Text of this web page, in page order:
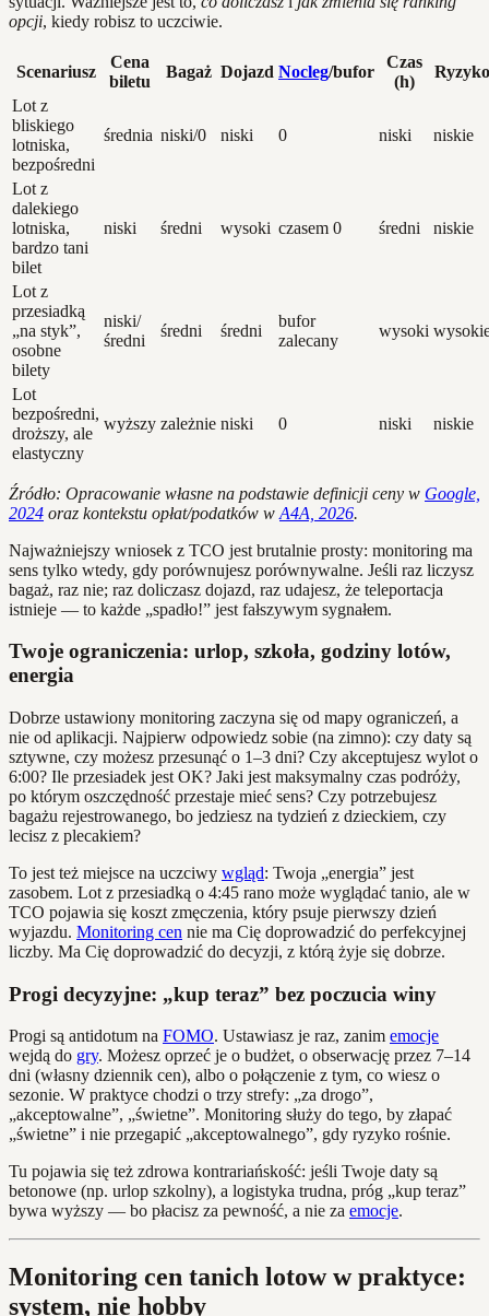
opcji, kiedy robisz to uczciwie.
Scenariusz
Cena
biletu
Bagaż Dojazd Nocleg/bufor
Czas
(h)
Ryzyko
Lot z
bliskiego
lotniska,
bezpośredni
średnia niski/0 niski 0 niski niskie
Lot z
dalekiego
lotniska,
bardzo tani
bilet
niski średni wysoki czasem 0 średni niskie
Lot z
przesiadką
„na styk”,
osobne
bilety
niski/
średni
średni średni
bufor
zalecany
wysoki
Lot
bezpośredni,
droższy, ale
elastyczny
wyższy zależnie niski 0 niski niskie
Źródło: Opracowanie własne na podstawie definicji ceny w Google,
2024 oraz kontekstu opłat/podatków w A4A, 2026.
Najważniejszy wniosek z TCO jest brutalnie prosty: monitoring ma
sens tylko wtedy, gdy porównujesz porównywalne. Jeśli raz liczysz
bagaż, raz nie; raz doliczasz dojazd, raz udajesz, że teleportacja
istnieje — to każde „spadło!” jest fałszywym sygnałem.
Twoje ograniczenia: urlop, szkoła, godziny lotów,
energia
Dobrze ustawiony monitoring zaczyna się od mapy ograniczeń, a
nie od aplikacji. Najpierw odpowiedz sobie (na zimno): czy daty są
sztywne, czy możesz przesunąć o 1–3 dni? Czy akceptujesz wylot o
6:00? Ile przesiadek jest OK? Jaki jest maksymalny czas podróży,
po którym oszczędność przestaje mieć sens? Czy potrzebujesz
bagażu rejestrowanego, bo jedziesz na tydzień z dzieckiem, czy
lecisz z plecakiem?
To jest też miejsce na uczciwy wgląd: Twoja „energia” jest
zasobem. Lot z przesiadką o 4:45 rano może wyglądać tanio, ale w
TCO pojawia się koszt zmęczenia, który psuje pierwszy dzień
wyjazdu. Monitoring cen nie ma Cię doprowadzić do perfekcyjnej
liczby. Ma Cię doprowadzić do decyzji, z którą żyje się dobrze.
Progi decyzyjne: „kup teraz” bez poczucia winy
Progi są antidotum na FOMO. Ustawiasz je raz, zanim emocje
wejdą do gry. Możesz oprzeć je o budżet, o obserwację przez 7–14
dni (własny dziennik cen), albo o połączenie z tym, co wiesz o
sezonie. W praktyce chodzi o trzy strefy: „za drogo”,
„akceptowalne”, „świetne”. Monitoring służy do tego, by złapać
„świetne” i nie przegapić „akceptowalnego”, gdy ryzyko rośnie.
Tu pojawia się też zdrowa kontrariańskość: jeśli Twoje daty są
betonowe (np. urlop szkolny), a logistyka trudna, próg „kup teraz”
bywa wyższy — bo płacisz za pewność, a nie za emocje.
Monitoring cen tanich lotow w praktyce:
system, nie hobby